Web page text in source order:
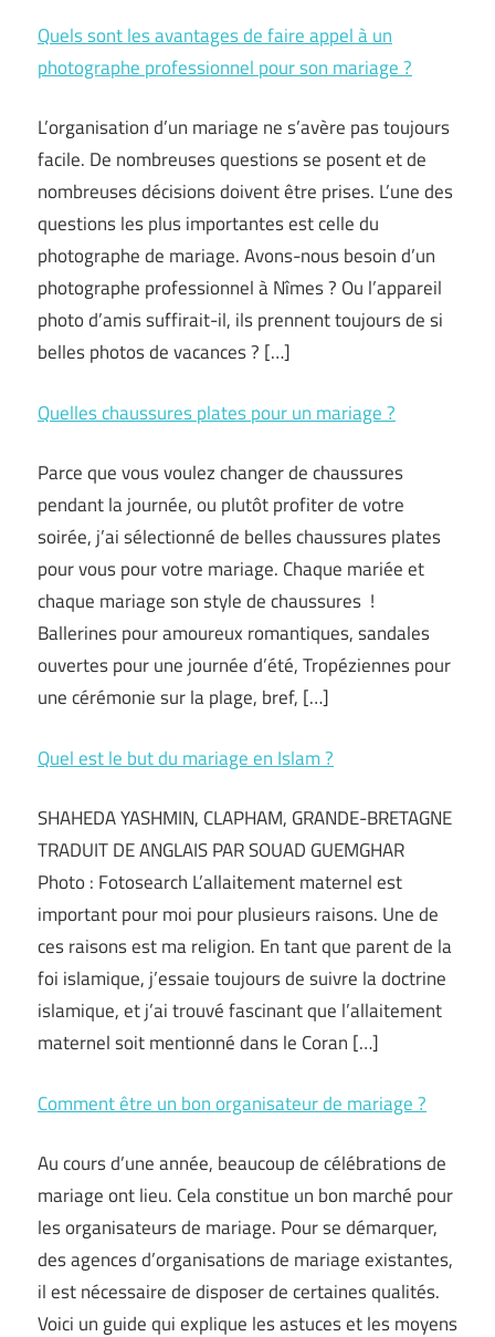
Quels sont les avantages de faire appel à un
photographe professionnel pour son mariage ?
L’organisation d’un mariage ne s’avère pas toujours
facile. De nombreuses questions se posent et de
nombreuses décisions doivent être prises. L’une des
questions les plus importantes est celle du
photographe de mariage. Avons-nous besoin d’un
photographe professionnel à Nîmes ? Ou l’appareil
photo d’amis suffirait-il, ils prennent toujours de si
belles photos de vacances ? […]
Quelles chaussures plates pour un mariage ?
Parce que vous voulez changer de chaussures
pendant la journée, ou plutôt profiter de votre
soirée, j’ai sélectionné de belles chaussures plates
pour vous pour votre mariage. Chaque mariée et
chaque mariage son style de chaussures !
Ballerines pour amoureux romantiques, sandales
ouvertes pour une journée d’été, Tropéziennes pour
une cérémonie sur la plage, bref, […]
Quel est le but du mariage en Islam ?
SHAHEDA YASHMIN, CLAPHAM, GRANDE-BRETAGNE
TRADUIT DE ANGLAIS PAR SOUAD GUEMGHAR
Photo : Fotosearch L’allaitement maternel est
important pour moi pour plusieurs raisons. Une de
ces raisons est ma religion. En tant que parent de la
foi islamique, j’essaie toujours de suivre la doctrine
islamique, et j’ai trouvé fascinant que l’allaitement
maternel soit mentionné dans le Coran […]
Comment être un bon organisateur de mariage ?
Au cours d’une année, beaucoup de célébrations de
mariage ont lieu. Cela constitue un bon marché pour
les organisateurs de mariage. Pour se démarquer,
des agences d’organisations de mariage existantes,
il est nécessaire de disposer de certaines qualités.
Voici un guide qui explique les astuces et les moyens